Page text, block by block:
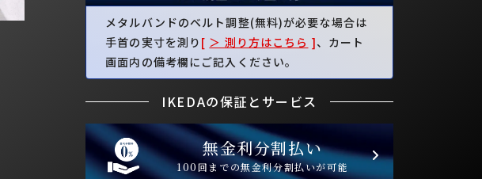
メタルバンドのベルト調整(無料)が必要な場合は
手首の実寸を測り [ ＞ 測り方はこちら ]、カート
画面内の備考欄にご記入ください。
IKEDAの保証とサービス
無金利分割払い
100回までの無金利分割払いが可能